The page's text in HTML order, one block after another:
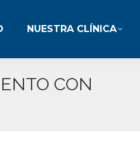
NUESTRA CLÍNICA
CON
NUESTRA CLÍNICA